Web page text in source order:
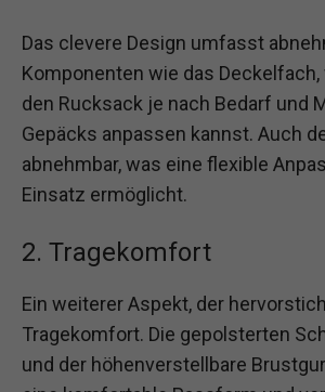
Das clevere Design umfasst
Komponenten wie das
den Rucksack je nach Bedarf und
Gepäcks anpassen kannst. Auch
abnehmbar, was eine flexible
Einsatz ermöglicht.
2. Tragekomfort
Ein weiterer Aspekt, der
Tragekomfort. Die gepolsterten
und der höhenverstellbare